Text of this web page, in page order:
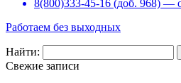
8(800)333-45-16 (доб. 968) —
Работаем без выходных
Найти:
Свежие записи